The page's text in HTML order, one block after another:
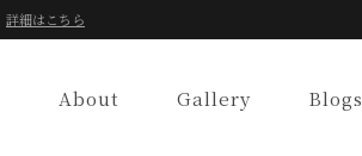
詳細はこちら
About Gallery Blogs